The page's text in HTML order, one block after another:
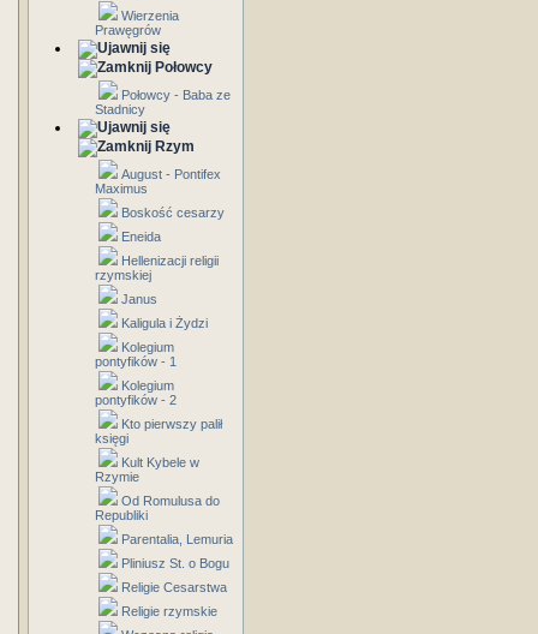
Wierzenia
Prawęgrów
Połowcy
Połowcy - Baba ze
Stadnicy
Rzym
August - Pontifex
Maximus
Boskość cesarzy
Eneida
Hellenizacji religii
rzymskiej
Janus
Kaligula i Żydzi
Kolegium
pontyfików - 1
Kolegium
pontyfików - 2
Kto pierwszy palił
księgi
Kult Kybele w
Rzymie
Od Romulusa do
Republiki
Parentalia, Lemuria
Pliniusz St. o Bogu
Religie Cesarstwa
Religie rzymskie